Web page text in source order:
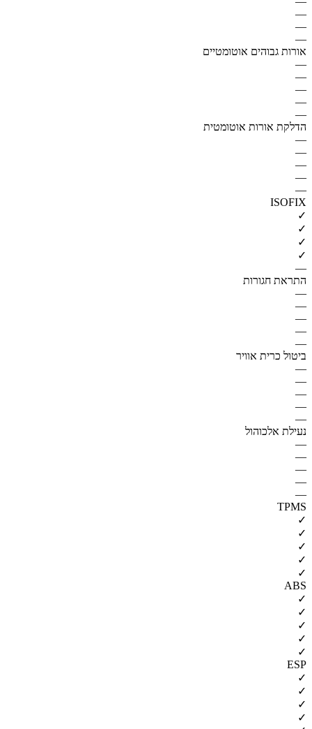
—
—
—
אורות גבוהים אוטומטיים
—
—
—
—
—
הדלקת אורות אוטומטית
—
—
—
—
—
ISOFIX
✓
✓
✓
✓
—
התראת חגורות
—
—
—
—
—
ביטול כרית אוויר
—
—
—
—
—
נעילת אלכוהול
—
—
—
—
—
TPMS
✓
✓
✓
✓
✓
ABS
✓
✓
✓
✓
✓
ESP
✓
✓
✓
✓